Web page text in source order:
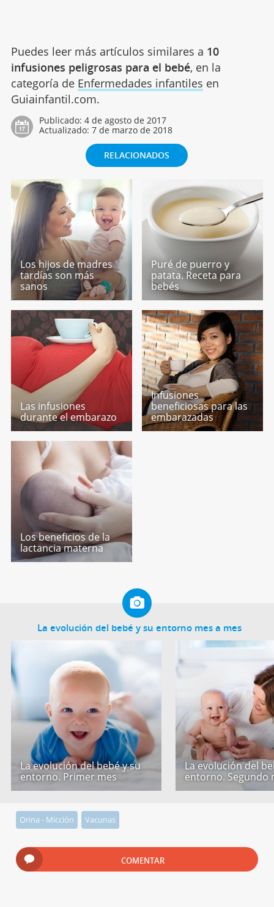
Puedes leer más artículos similares a 10
infusiones peligrosas para el bebé, en la
categoría de Enfermedades infantiles en
Guiainfantil.com.
Publicado: 4 de agosto de 2017
Actualizado: 7 de marzo de 2018
RELACIONADOS
Los hijos de madres
tardías son más
sanos
Puré de puerro y
patata. Receta para
bebés
Las infusiones
durante el embarazo
Infusiones
beneficiosas para las
embarazadas
Los beneficios de la
lactancia materna
La evolución del bebé y su entorno mes a mes
La evolución del bebé y su
entorno. Primer mes
La evolución del
entorno. Segundo
Orina - Micción Vacunas
COMENTAR